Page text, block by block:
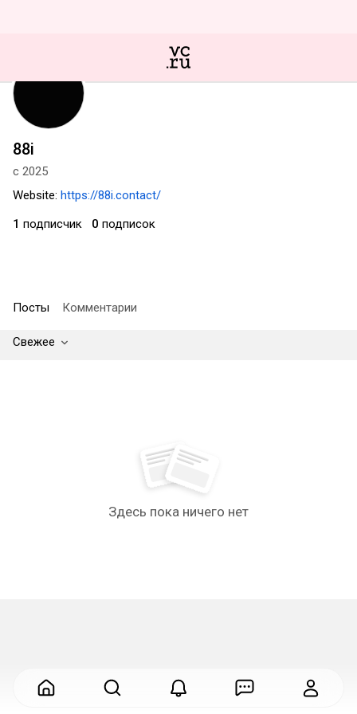
88i
с 2025
Website: https://88i.contact/
1 подписчик 0 подписок
Посты Комментарии
Свежее
Здесь пока ничего нет